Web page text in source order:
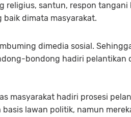
religius, santun, respon
dimata masyarakat.
dimedia sosial.
bondong hadiri pelantikan
masyarakat hadiri prosesi
lawan politik, namun